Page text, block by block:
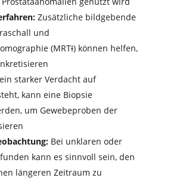
Zusätzliche bildgebende
und
(MRTI) können helfen,
starker Verdacht auf
kann eine Biopsie
um Gewebeproben der
Bei unklaren oder
kann es sinnvoll sein, den
längeren Zeitraum zu